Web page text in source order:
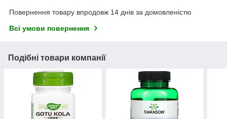
Повернення товару впродовж 14 днів за домовленістю
Всі умови повернення
Подібні товари компанії